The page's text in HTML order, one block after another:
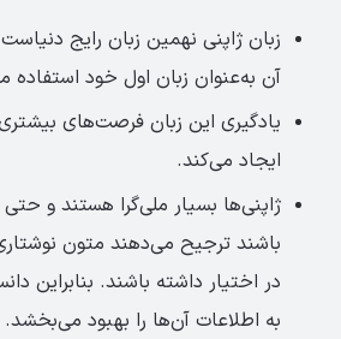
آن به‌عنوان زبان اول خود استفاده
یادگیری این زبان فرصت‌های بیشتری
ایجاد می‌کند.
ژاپنی‌ها بسیار ملی‌گرا هستند و حتی
باشند ترجیح می‌دهند متون
در اختیار داشته باشند. بنابراین
به اطلاعات آن‌ها را بهبود می‌بخشد.